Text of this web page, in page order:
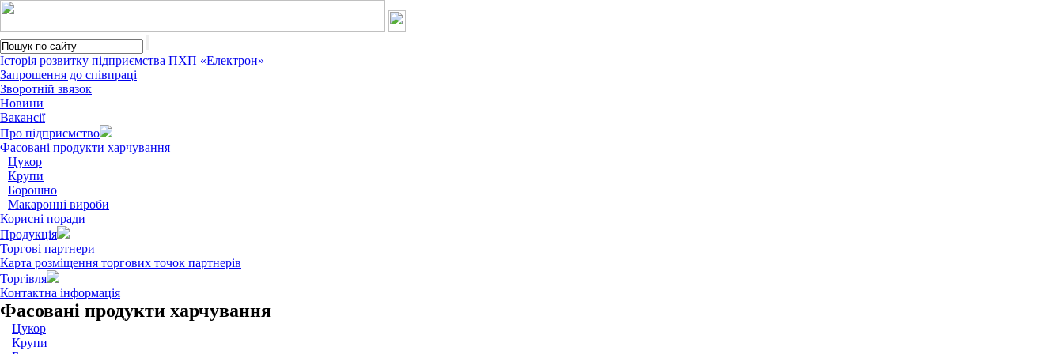
Історія розвитку підприємства ПХП «Електрон»
Запрошення до співпраці
Зворотній звязок
Новини
Вакансії
Про підприємство
Фасовані продукти харчування
Цукор
Крупи
Борошно
Макаронні вироби
Корисні поради
Продукція
Торгові партнери
Карта розміщення торгових точок партнерів
Торгівля
Контактна інформація
Фасовані продукти харчування
Цукор
Крупи